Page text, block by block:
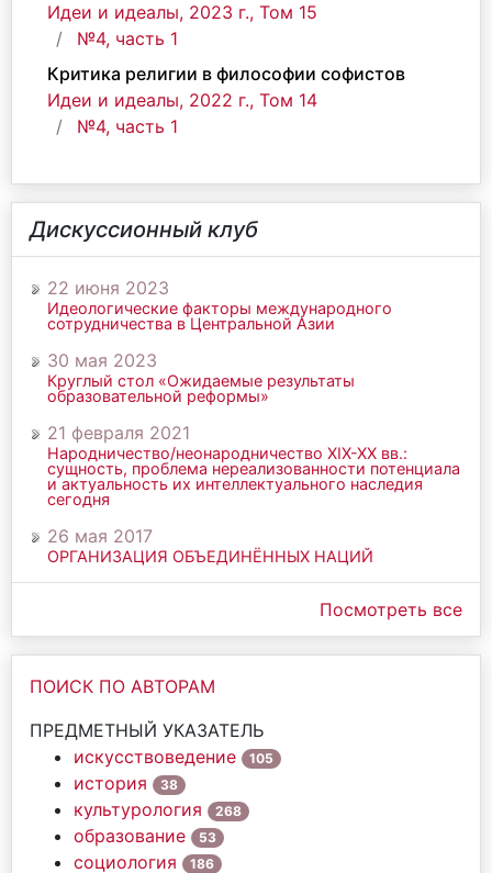
Идеи и идеалы, 2023 г., Том 15
№4, часть 1
Критика религии в философии софистов
Идеи и идеалы, 2022 г., Том 14
№4, часть 1
Дискуссионный клуб
22 июня 2023
Идеологические факторы международного
сотрудничества в Центральной Азии
30 мая 2023
Круглый стол «Ожидаемые результаты
образовательной реформы»
21 февраля 2021
Народничество/неонародничество ХIХ-ХХ вв.:
сущность, проблема нереализованности потенциала
и актуальность их интеллектуального наследия
сегодня
26 мая 2017
ОРГАНИЗАЦИЯ ОБЪЕДИНЁННЫХ НАЦИЙ
Посмотреть все
ПОИСК ПО АВТОРАМ
ПРЕДМЕТНЫЙ УКАЗАТЕЛЬ
искусствоведение
105
история 38
культурология 268
образование 53
социология 186